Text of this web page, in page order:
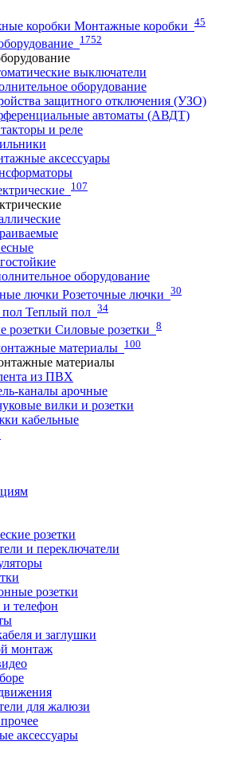
Монтажные коробки 45
1752
выключатели
оборудование
защитного отключения (УЗО)
автоматы (АВДТ)
и реле
аксессуары
107
оборудование
Розеточные лючки 30
Теплый пол 34
Силовые розетки 8
материалы 100
материалы
из ПВХ
каналы арочные
вилки и розетки
кабельные
розетки
и переключатели
розетки
телефон
и заглушки
монтаж
для жалюзи
аксессуары